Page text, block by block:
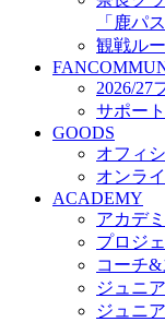
2026/27
パートナ
クラブ
クラブ
サステ
Web制
応援プ
「鹿パス
観戦ル
2026/27
サポー
GOODS
オフィ
オンラ
ACADEMY
アカデ
プロジ
コーチ
ジュニア
ジュニ